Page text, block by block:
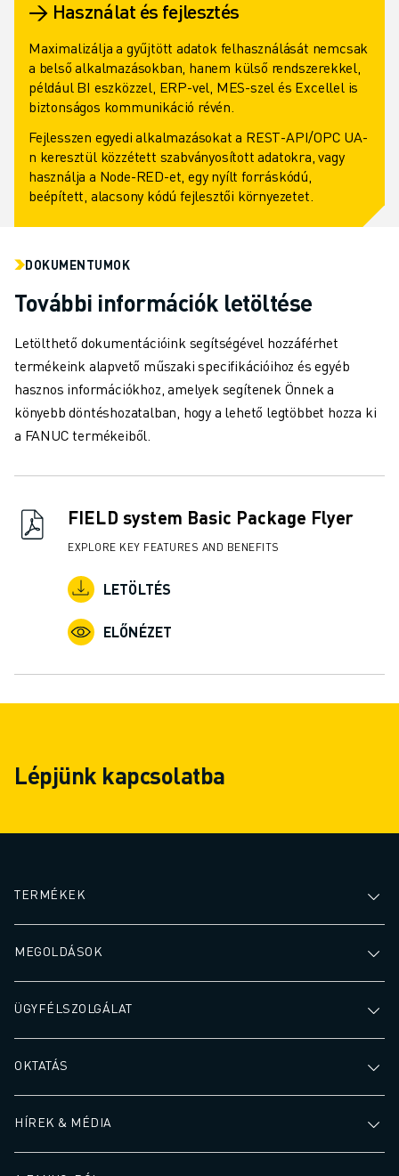
→ Használat és fejlesztés
Maximalizálja a gyűjtött adatok felhasználását nemcsak
a belső alkalmazásokban, hanem külső rendszerekkel,
például BI eszközzel, ERP-vel, MES-szel és Excellel is
biztonságos kommunikáció révén.
Fejlesszen egyedi alkalmazásokat a REST-API/OPC UA-
n keresztül közzétett szabványosított adatokra, vagy
használja a Node-RED-et, egy nyílt forráskódú,
beépített, alacsony kódú fejlesztői környezetet.
DOKUMENTUMOK
További információk letöltése
Letölthető dokumentációink segítségével hozzáférhet
termékeink alapvető műszaki specifikációihoz és egyéb
hasznos információkhoz, amelyek segítenek Önnek a
könyebb döntéshozatalban, hogy a lehető legtöbbet hozza ki
a FANUC termékeiből.
FIELD system Basic Package Flyer
EXPLORE KEY FEATURES AND BENEFITS
LETÖLTÉS
ELŐNÉZET
Lépjünk kapcsolatba
TERMÉKEK
MEGOLDÁSOK
ÜGYFÉLSZOLGÁLAT
OKTATÁS
HÍREK & MÉDIA